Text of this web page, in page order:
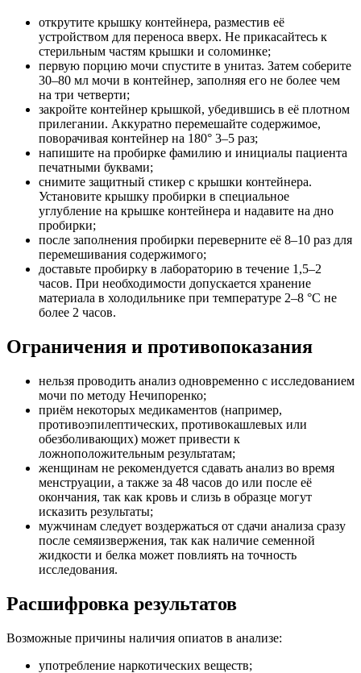
открутите крышку контейнера, разместив её
устройством для переноса вверх. Не прикасайтесь к
стерильным частям крышки и соломинке;
первую порцию мочи спустите в унитаз. Затем соберите
30–80 мл мочи в контейнер, заполняя его не более чем
на три четверти;
закройте контейнер крышкой, убедившись в её плотном
прилегании. Аккуратно перемешайте содержимое,
поворачивая контейнер на 180° 3–5 раз;
напишите на пробирке фамилию и инициалы пациента
печатными буквами;
снимите защитный стикер с крышки контейнера.
Установите крышку пробирки в специальное
углубление на крышке контейнера и надавите на дно
пробирки;
после заполнения пробирки переверните её 8–10 раз для
перемешивания содержимого;
доставьте пробирку в лабораторию в течение 1,5–2
часов. При необходимости допускается хранение
материала в холодильнике при температуре 2–8 °С не
более 2 часов.
Ограничения и противопоказания
нельзя проводить анализ одновременно с исследованием
мочи по методу Нечипоренко;
приём некоторых медикаментов (например,
противоэпилептических, противокашлевых или
обезболивающих) может привести к
ложноположительным результатам;
женщинам не рекомендуется сдавать анализ во время
менструации, а также за 48 часов до или после её
окончания, так как кровь и слизь в образце могут
исказить результаты;
мужчинам следует воздержаться от сдачи анализа сразу
после семяизвержения, так как наличие семенной
жидкости и белка может повлиять на точность
исследования.
Расшифровка результатов
Возможные причины наличия опиатов в анализе:
употребление наркотических веществ;